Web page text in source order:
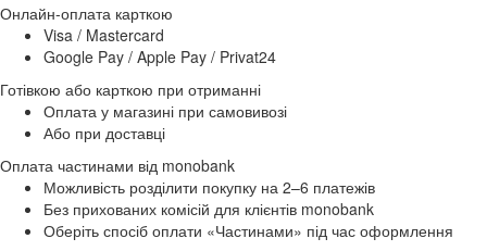
Онлайн-оплата карткою
Visa / Mastercard
Google Pay / Apple Pay / Privat24
Готівкою або карткою при отриманні
Оплата у магазині при самовивозі
Або при доставці
Оплата частинами від monobank
Можливість розділити покупку на 2–6 платежів
Без прихованих комісій для клієнтів monobank
Оберіть спосіб оплати «Частинами» під час оформлення